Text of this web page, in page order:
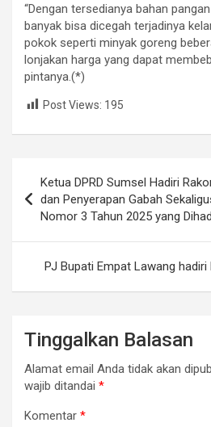
“Dengan tersedianya bahan
banyak bisa dicegah terjadinya
pokok seperti minyak goreng
lonjakan harga yang dapat
pintanya.(*)
Post Views: 195
pos
Ketua DPRD Sumsel Hadiri
dan Penyerapan Gabah
Nomor 3 Tahun 2025 yang
PJ Bupati Empat Lawang
Tinggalkan Balasan
Alamat email Anda tidak akan
wajib ditandai *
Komentar *